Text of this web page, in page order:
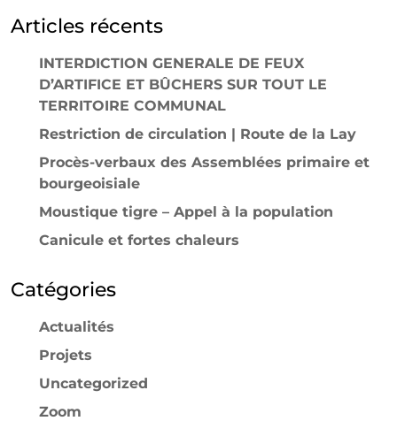
Articles récents
INTERDICTION GENERALE DE FEUX
D’ARTIFICE ET BÛCHERS SUR TOUT LE
TERRITOIRE COMMUNAL
Restriction de circulation | Route de la Lay
Procès-verbaux des Assemblées primaire et
bourgeoisiale
Moustique tigre – Appel à la population
Canicule et fortes chaleurs
Catégories
Actualités
Projets
Uncategorized
Zoom